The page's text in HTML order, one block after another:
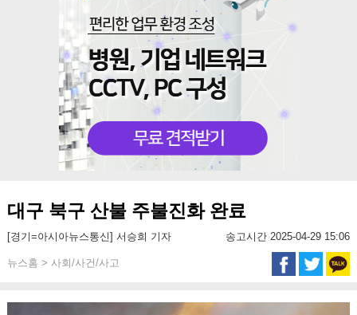
대구 북구 산불 주불진화 완료
[경기=아시아뉴스통신] 서승희 기자 송고시간 2025-04-29 15:06
뉴스홈 > 사회/사건/사고